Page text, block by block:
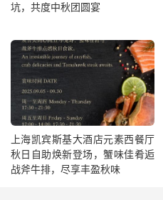
坑，共度中秋团圆宴
上海凯宾斯基大酒店元素西餐厅
秋日自助焕新登场，蟹味佳肴逅
战斧牛排，尽享丰盈秋味